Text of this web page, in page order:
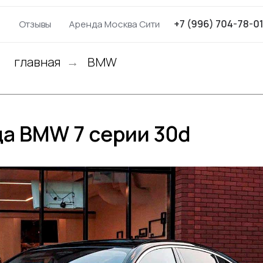
Отзывы Аренда Москва Сити +7 (996) 704-78-01
главная → BMW
BMW 7 серии 30d